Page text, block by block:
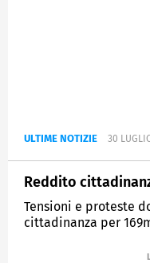
ULTIME NOTIZIE 30
Reddito
Tensioni e proteste
cittadinanza per